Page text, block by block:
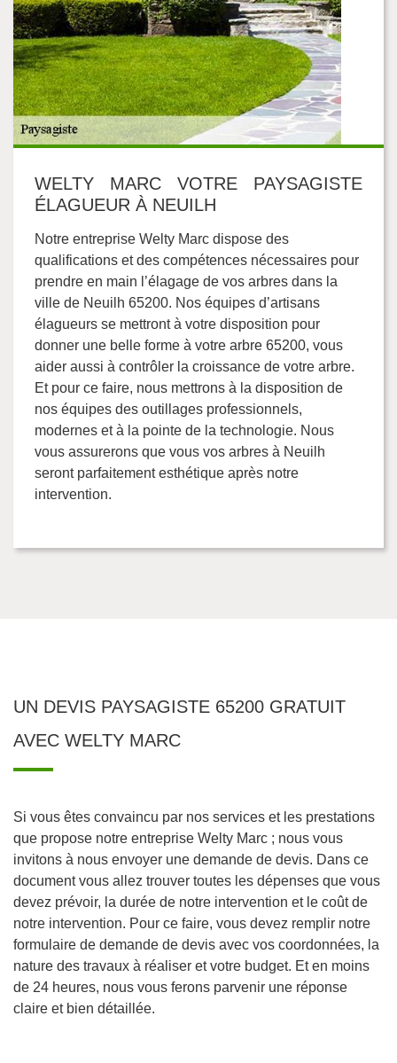
WELTY MARC VOTRE PAYSAGISTE
ÉLAGUEUR À NEUILH
Notre entreprise Welty Marc dispose des
qualifications et des compétences nécessaires pour
prendre en main l’élagage de vos arbres dans la
ville de Neuilh 65200. Nos équipes d’artisans
élagueurs se mettront à votre disposition pour
donner une belle forme à votre arbre 65200, vous
aider aussi à contrôler la croissance de votre arbre.
Et pour ce faire, nous mettrons à la disposition de
nos équipes des outillages professionnels,
modernes et à la pointe de la technologie. Nous
vous assurerons que vous vos arbres à Neuilh
seront parfaitement esthétique après notre
intervention.
UN DEVIS PAYSAGISTE 65200 GRATUIT
AVEC WELTY MARC
Si vous êtes convaincu par nos services et les prestations
que propose notre entreprise Welty Marc ; nous vous
invitons à nous envoyer une demande de devis. Dans ce
document vous allez trouver toutes les dépenses que vous
devez prévoir, la durée de notre intervention et le coût de
notre intervention. Pour ce faire, vous devez remplir notre
formulaire de demande de devis avec vos coordonnées, la
nature des travaux à réaliser et votre budget. Et en moins
de 24 heures, nous vous ferons parvenir une réponse
claire et bien détaillée.